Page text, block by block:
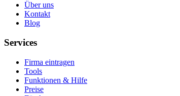
Über uns
Kontakt
Blog
Services
Firma eintragen
Tools
Funktionen & Hilfe
Preise